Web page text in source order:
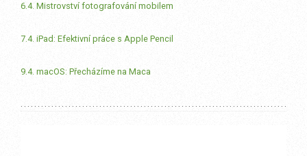
6.4. Mistrovství fotografování mobilem
7.4. iPad: Efektivní práce s Apple Pencil
9.4. macOS: Přecházíme na Maca